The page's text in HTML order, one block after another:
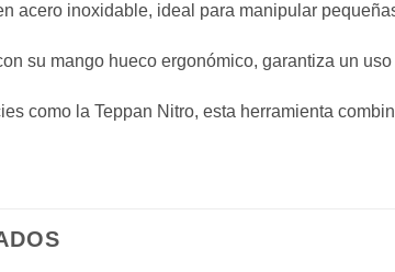
acero inoxidable, ideal para manipular
su mango hueco ergonómico, garantiza un
como la Teppan Nitro, esta herramienta